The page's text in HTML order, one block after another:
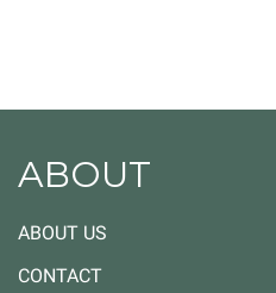
ABOUT
ABOUT US
CONTACT